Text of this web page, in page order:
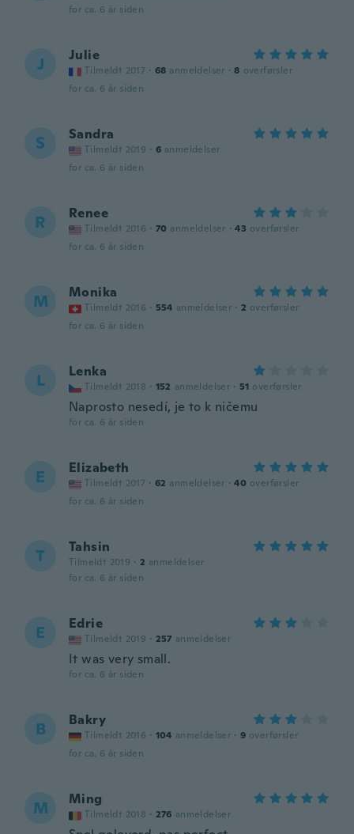
for ca. 6 år siden
J Julie
Tilmeldt 2017 · 68 anmeldelser · 8 overførsler
for ca. 6 år siden
S Sandra
Tilmeldt 2019 · 6 anmeldelser
for ca. 6 år siden
R Renee
Tilmeldt 2016 · 70 anmeldelser · 43 overførsler
for ca. 6 år siden
M Monika
Tilmeldt 2016 · 554 anmeldelser · 2 overførsler
for ca. 6 år siden
L Lenka
Tilmeldt 2018 · 152 anmeldelser · 51 overførsler
Naprosto nesedí, je to k ničemu
for ca. 6 år siden
E Elizabeth
Tilmeldt 2017 · 62 anmeldelser · 40 overførsler
for ca. 6 år siden
T Tahsin
Tilmeldt 2019 · 2 anmeldelser
for ca. 6 år siden
E Edrie
Tilmeldt 2019 · 257 anmeldelser
It was very small.
for ca. 6 år siden
B Bakry
Tilmeldt 2016 · 104 anmeldelser · 9 overførsler
for ca. 6 år siden
M Ming
Tilmeldt 2018 · 276 anmeldelser